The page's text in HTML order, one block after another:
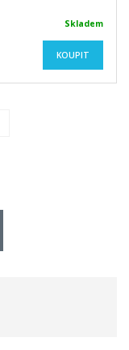
Skladem
KOUPIT